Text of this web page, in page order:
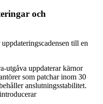
och
till en
utgåva uppdaterar kärnor
som patchar inom 30
anslutningsstabilitet.